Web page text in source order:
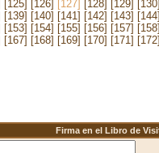
[125] [126] [127] [128] [129]
[139] [140] [141] [142] [143]
[153] [154] [155] [156] [157]
[167] [168] [169] [170] [171]
Firma en el Libro de